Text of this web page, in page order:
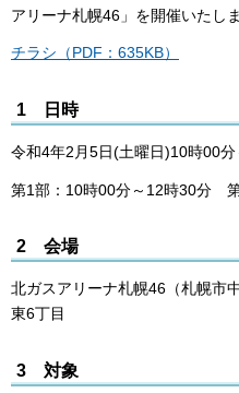
アリーナ札幌46」を開催いたしま
チラシ（PDF：635KB）
1 日時
令和4年2月5日(土曜日)10時00
第1部：10時00分～12時30分
2 会場
北ガスアリーナ札幌46（札幌
東6丁目
3 対象